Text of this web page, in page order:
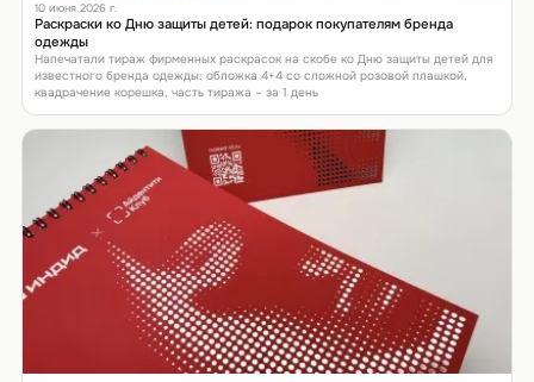
10 июня 2026 г.
Раскраски ко Дню защиты детей: подарок покупателям бренда
одежды
Напечатали тираж фирменных раскрасок на скобе ко Дню защиты детей для
известного бренда одежды: обложка 4+4 со сложной розовой плашкой,
квадрачение корешка, часть тиража – за 1 день